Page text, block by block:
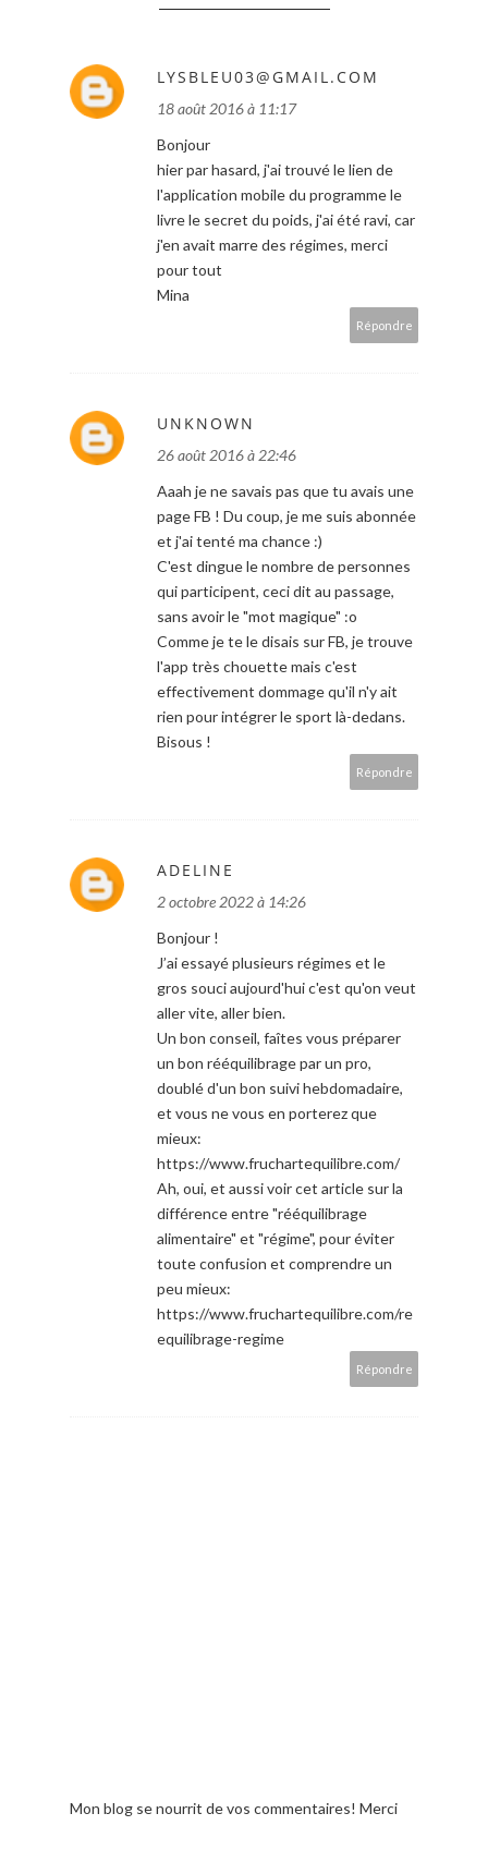
LYSBLEU03@GMAIL.COM
18 août 2016 à 11:17
Bonjour
hier par hasard, j'ai trouvé le lien de
l'application mobile du programme le
livre le secret du poids, j'ai été ravi, car
j'en avait marre des régimes, merci
pour tout
Mina
Répondre
UNKNOWN
26 août 2016 à 22:46
Aaah je ne savais pas que tu avais une
page FB ! Du coup, je me suis abonnée
et j'ai tenté ma chance :)
C'est dingue le nombre de personnes
qui participent, ceci dit au passage,
sans avoir le "mot magique" :o
Comme je te le disais sur FB, je trouve
l'app très chouette mais c'est
effectivement dommage qu'il n'y ait
rien pour intégrer le sport là-dedans.
Bisous !
Répondre
ADELINE
2 octobre 2022 à 14:26
Bonjour !
J’ai essayé plusieurs régimes et le
gros souci aujourd'hui c'est qu'on veut
aller vite, aller bien.
Un bon conseil, faîtes vous préparer
un bon rééquilibrage par un pro,
doublé d'un bon suivi hebdomadaire,
et vous ne vous en porterez que
mieux:
https://www.fruchartequilibre.com/
Ah, oui, et aussi voir cet article sur la
différence entre "rééquilibrage
alimentaire" et "régime", pour éviter
toute confusion et comprendre un
peu mieux:
https://www.fruchartequilibre.com/re
equilibrage-regime
Répondre
Mon blog se nourrit de vos commentaires! Merci